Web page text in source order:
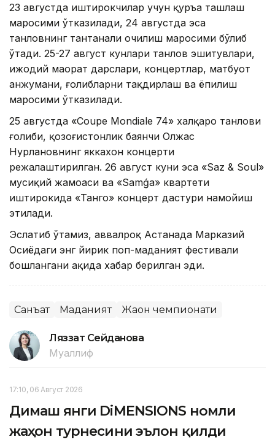
23 августда иштирокчилар учун қуръа ташлаш
маросими ўтказилади, 24 августда эса
танловнинг тантанали очилиш маросими бўлиб
ўтади. 25-27 август кунлари танлов эшитувлари,
ижодий маҳорат дарслари, концертлар, матбуот
анжумани, ғолибларни тақдирлаш ва ёпилиш
маросими ўтказилади.
25 августда «Coupe Mondiale 74» халқаро танлови
ғолиби, қозоғистонлик баянчи Олжас
Нурлановнинг яккахон концерти
режалаштирилган. 26 август куни эса «Saz & Soul»
мусиқий жамоаси ва «Samǵa» квартети
иштирокида «Танго» концерт дастури намойиш
этилади.
Эслатиб ўтамиз, аввалроқ Астанада Марказий
Осиёдаги энг йирик поп-маданият фестивали
бошлангани ҳақида хабар берилган эди.
Санъат Маданият Жаҳон чемпионати
Ляззат Сейданова
Муаллиф
17:10, 06 Август 2026
Димаш янги DiMENSIONS номли
жаҳон турнесини эълон қилди